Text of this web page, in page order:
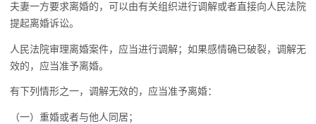
夫妻一方要求离婚的，可以由有关组织进行调解或者直接向人民法院
提起离婚诉讼。
人民法院审理离婚案件，应当进行调解；如果感情确已破裂，调解无
效的，应当准予离婚。
有下列情形之一，调解无效的，应当准予离婚：
（一）重婚或者与他人同居；